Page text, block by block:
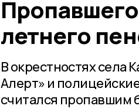
летнего
В окрестностях села
Алерт» и
считался пропавшим